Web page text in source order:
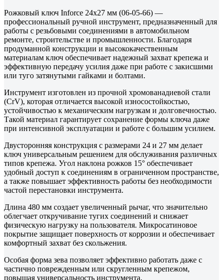
Рожковый ключ Inforce 24x27 мм (06-05-66) —
профессиональный ручной инструмент, предназначенный для
работы с резьбовыми соединениями в автомобильном
ремонте, строительстве и промышленности. Благодаря
продуманной конструкции и высококачественным
материалам ключ обеспечивает надежный захват крепежа и
эффективную передачу усилия даже при работе с закисшими
или туго затянутыми гайками и болтами.
Инструмент изготовлен из прочной хромованадиевой стали
(CrV), которая отличается высокой износостойкостью,
устойчивостью к механическим нагрузкам и долговечностью.
Такой материал гарантирует сохранение формы ключа даже
при интенсивной эксплуатации и работе с большим усилием.
Двусторонняя конструкция с размерами 24 и 27 мм делает
ключ универсальным решением для обслуживания различных
типов крепежа. Угол наклона рожков 15° обеспечивает
удобный доступ к соединениям в ограниченном пространстве,
а также повышает эффективность работы без необходимости
частой перестановки инструмента.
Длина 480 мм создает увеличенный рычаг, что значительно
облегчает откручивание тугих соединений и снижает
физическую нагрузку на пользователя. Микросатиновое
покрытие защищает поверхность от коррозии и обеспечивает
комфортный захват без скольжения.
Особая форма зева позволяет эффективно работать даже с
частично поврежденным или скругленным крепежом,
повышая универсальность инструмента.